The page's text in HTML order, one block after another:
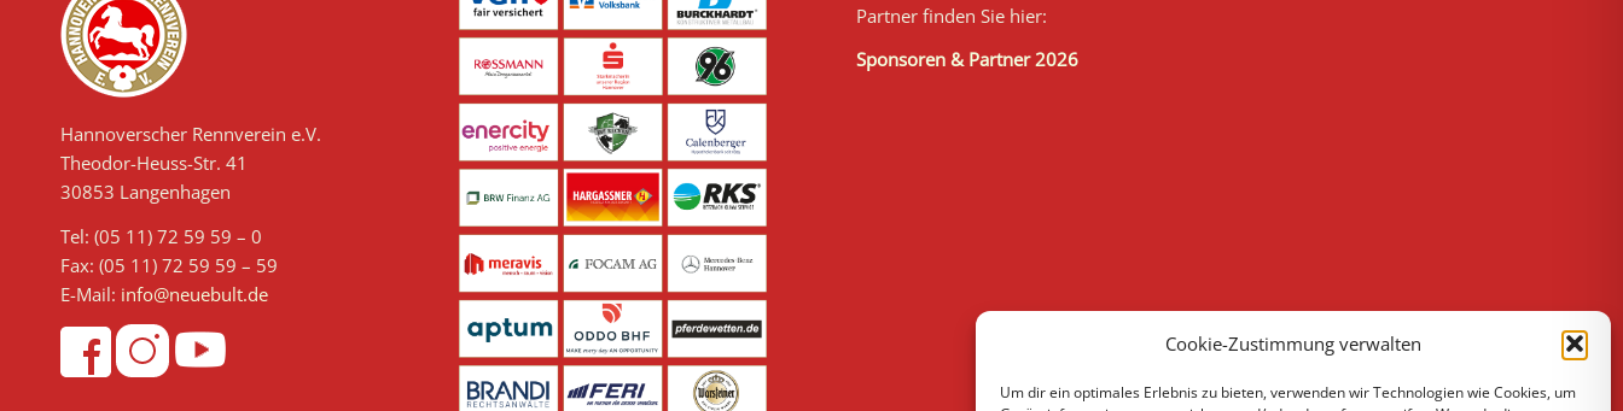
Cookie-Zustimmung verwalten
Um dir ein optimales Erlebnis zu bieten, verwenden wir Technologien wie Cookies, um
Hannoverscher Rennverein e.V.
Theodor-Heuss-Str. 41
30853 Langenhagen
Tel: (05 11) 72 59 59 – 0
Fax: (05 11) 72 59 59 – 59
E-Mail: info@neuebult.de
Partner finden Sie hier:
Sponsoren & Partner 2026